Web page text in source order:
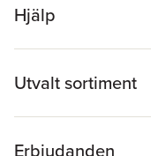
Hjälp
Utvalt sortiment
Erbjudanden